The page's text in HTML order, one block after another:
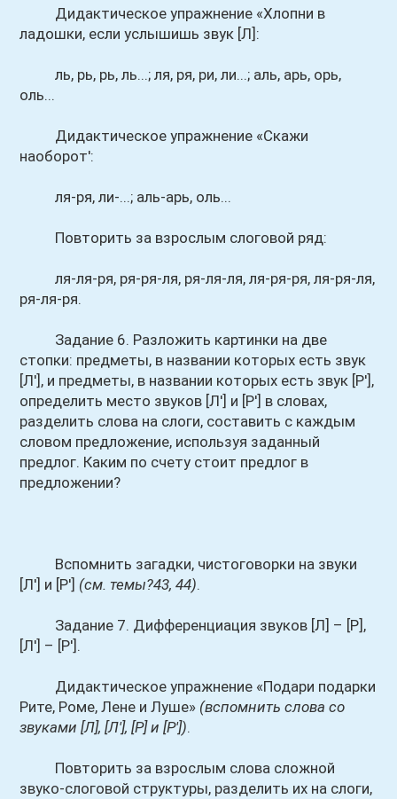
Дидактическое упражнение «Хлопни в
ладошки, если услышишь звук [Л]:
ль, рь, рь, ль...; ля, ря, ри, ли...; аль, арь, орь,
оль...
Дидактическое упражнение «Скажи
наоборот':
ля-ря, ли-...; аль-арь, оль...
Повторить за взрослым слоговой ряд:
ля-ля-ря, ря-ря-ля, ря-ля-ля, ля-ря-ря, ля-ря-ля,
ря-ля-ря.
Задание 6. Разложить картинки на две
стопки: предметы, в названии которых есть звук
[Л'], и предметы, в названии которых есть звук [Р'],
определить место звуков [Л'] и [Р'] в словах,
разделить слова на слоги, составить с каждым
словом предложение, используя заданный
предлог. Каким по счету стоит предлог в
предложении?
Вспомнить загадки, чистоговорки на звуки
[Л'] и [Р'] (см. темы?43, 44).
Задание 7. Дифференциация звуков [Л] – [Р],
[Л'] – [Р'].
Дидактическое упражнение «Подари подарки
Рите, Роме, Лене и Луше» (вспомнить слова со
звуками [Л], [Л'], [Р] и [Р']).
Повторить за взрослым слова сложной
звуко-слоговой структуры, разделить их на слоги,